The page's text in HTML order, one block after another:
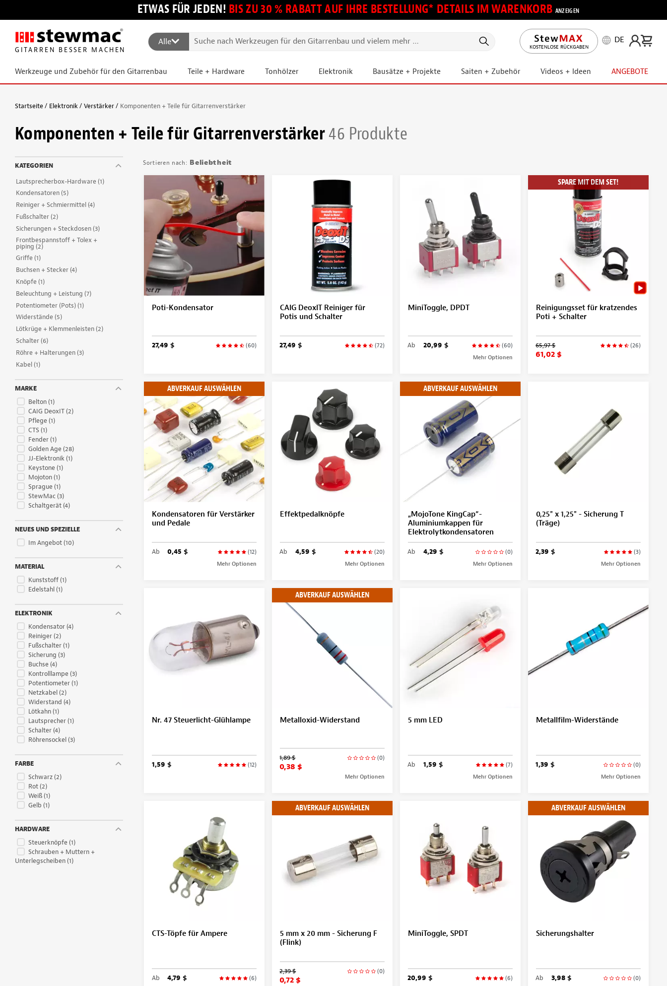
ETWAS FÜR JEDEN! BIS ZU 30 % RABATT AUF IHRE BESTELLUNG* DETAILS IM WARENKORB ANZEIGEN
GITARREN BESSER MACHEN
Alle
KOSTENLOSE RÜCKGABEN
DE
Werkzeuge und Zubehör für den Gitarrenbau Teile + Hardware Tonhölzer Elektronik Bausätze + Projekte Saiten + Zubehör Videos + Ideen ANGEBOTE
Startseite Elektronik Verstärker Komponenten + Teile für Gitarrenverstärker
Komponenten + Teile für Gitarrenverstärker46 Produkte
KATEGORIEN
Lautsprecherbox-Hardware (1)
Kondensatoren(5)
Reiniger + Schmiermittel(4)
Fußschalter(2)
Sicherungen + Steckdosen(3)
Frontbespannstoff + Tolex +
piping (2)
Griffe (1)
Buchsen + Stecker(4)
Knöpfe (1)
Beleuchtung + Leistung (7)
Potentiometer (Pots)(1)
Widerstände (5)
Lötkrüge + Klemmenleisten(2)
Schalter(6)
Röhre + Halterungen(3)
Kabel(1)
MARKE
Belton(1)
CAIG DeoxIT(2)
Pflege(1)
CTS(1)
Fender(1)
Golden Age(28)
JJ-Elektronik(1)
Keystone(1)
Mojoton(1)
Sprague(1)
StewMac(3)
Schaltgerät(4)
NEUES UND SPEZIELLE
Im Angebot(10)
MATERIAL
Kunststoff(1)
Edelstahl(1)
ELEKTRONIK
Kondensator(4)
Reiniger(2)
Fußschalter(1)
Sicherung (3)
Buchse(4)
Kontrolllampe(3)
Potentiometer(1)
Netzkabel(2)
Widerstand (4)
Lötkahn(1)
Lautsprecher(1)
Schalter(4)
Röhrensockel(3)
FARBE
Schwarz(2)
Rot(2)
Weiß(1)
Gelb (1)
HARDWARE
Steuerknöpfe(1)
Schrauben + Muttern +
Unterlegscheiben(1)
Beliebtheit
Poti-Kondensator
(60)
27,49 $
CAIG DeoxIT Reiniger für
Potis und Schalter
(72)
27,49 $
MiniToggle, DPDT
(60)
Ab 20,99 $
Mehr Optionen
SPARE MIT DEM SET!
Reinigungsset für kratzendes
Poti + Schalter
(26)
65,97 $
61,02 $
ABVERKAUF AUSWÄHLEN
Kondensatoren für Verstärker
und Pedale
(12)
Ab 0,45 $
Mehr Optionen
Effektpedalknöpfe
(20)
Ab 4,59 $
Mehr Optionen
ABVERKAUF AUSWÄHLEN
„MojoTone KingCap“-
Aluminiumkappen für
Elektrolytkondensatoren
(0)
Ab 4,29 $
Mehr Optionen
0,25" x 1,25" - Sicherung T
(Träge)
(3)
2,39 $
Mehr Optionen
Nr. 47 Steuerlicht-Glühlampe
(12)
1,59 $
ABVERKAUF AUSWÄHLEN
Metalloxid-Widerstand
(0)
1,89 $
0,38 $
Mehr Optionen
5 mm LED
(7)
Ab 1,59 $
Mehr Optionen
Metallfilm-Widerstände
(0)
1,39 $
Mehr Optionen
CTS-Töpfe für Ampere
(6)
Ab 4,79 $
ABVERKAUF AUSWÄHLEN
5 mm x 20 mm - Sicherung F
(Flink)
(0)
2,39 $
0,72 $
MiniToggle, SPDT
(6)
20,99 $
ABVERKAUF AUSWÄHLEN
Sicherungshalter
(0)
Ab 3,98 $